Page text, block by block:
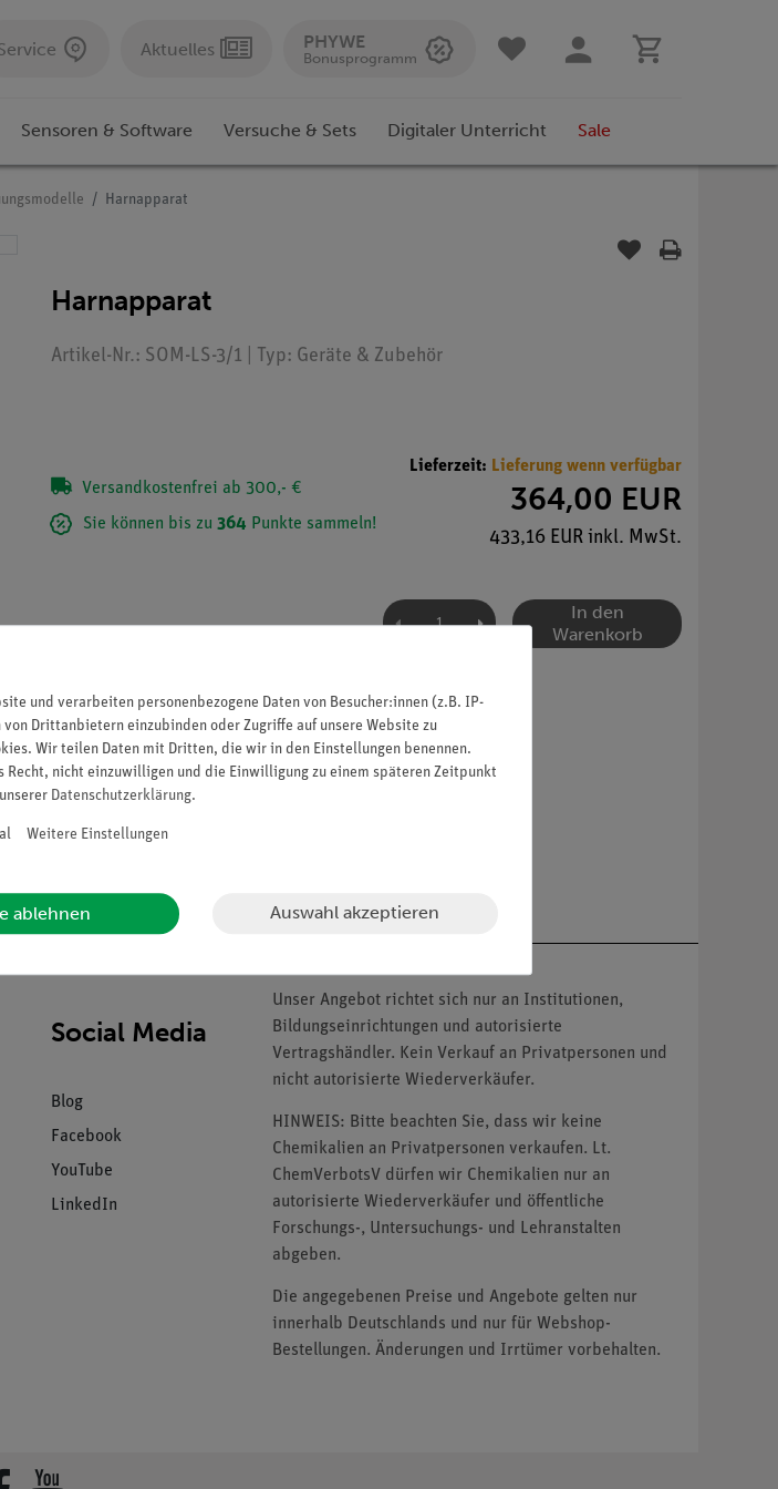
Aktuelles PHYWE
Bonusprogramm
Sensoren & Software Versuche & Sets Digitaler Unterricht Sale
Harnapparat
Harnapparat
Artikel-Nr.: SOM-LS-3/1 | Typ: Geräte & Zubehör
Versandkostenfrei ab 300,- €
Sie können bis zu 364 Punkte sammeln!
Lieferzeit: Lieferung wenn verfügbar
364,00 EUR
433,16 EUR inkl. MwSt.
In den
Warenkorb
Social Media
Blog
Facebook
YouTube
LinkedIn
Unser Angebot richtet sich nur an Institutionen,
Bildungseinrichtungen und autorisierte
Vertragshändler. Kein Verkauf an Privatpersonen und
nicht autorisierte Wiederverkäufer.
HINWEIS: Bitte beachten Sie, dass wir keine
Chemikalien an Privatpersonen verkaufen. Lt.
ChemVerbotsV dürfen wir Chemikalien nur an
autorisierte Wiederverkäufer und öffentliche
Forschungs-, Untersuchungs- und Lehranstalten
abgeben.
Die angegebenen Preise und Angebote gelten nur
innerhalb Deutschlands und nur für Webshop-
Bestellungen. Änderungen und Irrtümer vorbehalten.
und verarbeiten personenbezogene Daten von Besucher:innen (z.B. IP-
Drittanbietern einzubinden oder Zugriffe auf unsere Website zu
Wir teilen Daten mit Dritten, die wir in den Einstellungen benennen.
nicht einzuwilligen und die Einwilligung zu einem späteren Zeitpunkt
Daten­schutz­erklärung.
Weitere Einstellungen
ablehnen Auswahl akzeptieren